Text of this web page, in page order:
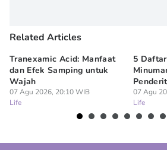
Related Articles
Tranexamic Acid: Manfaat
dan Efek Samping untuk
Wajah
07 Agu 2026, 20:10 WIB
Life
5
07 Agu
Life